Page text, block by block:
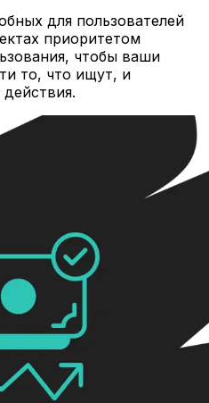
для пользователей
приоритетом
чтобы ваши
то, что ищут, и